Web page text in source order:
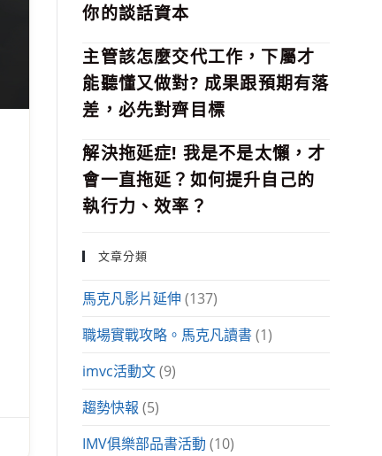
你的談話資本
主管該怎麼交代工作，下屬才
能聽懂又做對? 成果跟預期有落
差，必先對齊目標
解決拖延症! 我是不是太懶，才
會一直拖延？如何提升自己的
執行力、效率？
文章分類
馬克凡影片延伸 (137)
職場實戰攻略。馬克凡讀書 (1)
imvc活動文 (9)
趨勢快報 (5)
IMV俱樂部品書活動 (10)